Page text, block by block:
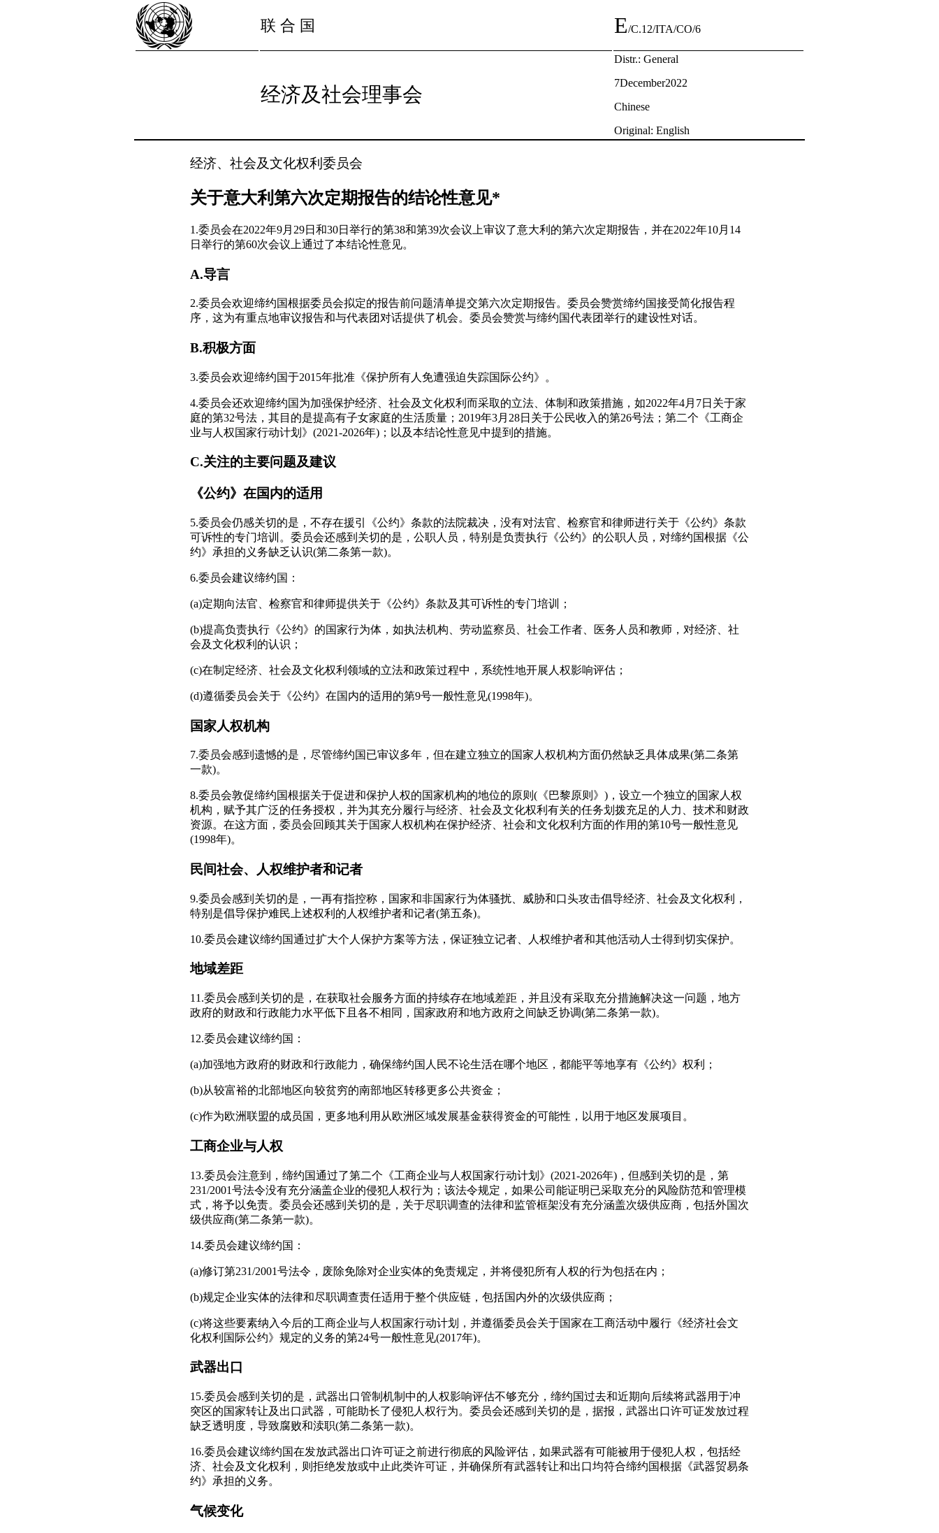
联 合 国 E/C.12/ITA/CO/6
经济及社会理事会
Distr.: General
7December2022
Chinese
Original: English
经济、社会及文化权利委员会
关于意大利第六次定期报告的结论性意见*
1.委员会在2022年9月29日和30日举行的第38和第39次会议上审议了意大利的第六次定期报告，并在2022年10月14
日举行的第60次会议上通过了本结论性意见。
A.导言
2.委员会欢迎缔约国根据委员会拟定的报告前问题清单提交第六次定期报告。委员会赞赏缔约国接受简化报告程
序，这为有重点地审议报告和与代表团对话提供了机会。委员会赞赏与缔约国代表团举行的建设性对话。
B.积极方面
3.委员会欢迎缔约国于2015年批准《保护所有人免遭强迫失踪国际公约》。
4.委员会还欢迎缔约国为加强保护经济、社会及文化权利而采取的立法、体制和政策措施，如2022年4月7日关于家
庭的第32号法，其目的是提高有子女家庭的生活质量；2019年3月28日关于公民收入的第26号法；第二个《工商企
业与人权国家行动计划》(2021-2026年)；以及本结论性意见中提到的措施。
C.关注的主要问题及建议
《公约》在国内的适用
5.委员会仍感关切的是，不存在援引《公约》条款的法院裁决，没有对法官、检察官和律师进行关于《公约》条款
可诉性的专门培训。委员会还感到关切的是，公职人员，特别是负责执行《公约》的公职人员，对缔约国根据《公
约》承担的义务缺乏认识(第二条第一款)。
6.委员会建议缔约国：
(a)定期向法官、检察官和律师提供关于《公约》条款及其可诉性的专门培训；
(b)提高负责执行《公约》的国家行为体，如执法机构、劳动监察员、社会工作者、医务人员和教师，对经济、社
会及文化权利的认识；
(c)在制定经济、社会及文化权利领域的立法和政策过程中，系统性地开展人权影响评估；
(d)遵循委员会关于《公约》在国内的适用的第9号一般性意见(1998年)。
国家人权机构
7.委员会感到遗憾的是，尽管缔约国已审议多年，但在建立独立的国家人权机构方面仍然缺乏具体成果(第二条第
一款)。
8.委员会敦促缔约国根据关于促进和保护人权的国家机构的地位的原则(《巴黎原则》)，设立一个独立的国家人权
机构，赋予其广泛的任务授权，并为其充分履行与经济、社会及文化权利有关的任务划拨充足的人力、技术和财政
资源。在这方面，委员会回顾其关于国家人权机构在保护经济、社会和文化权利方面的作用的第10号一般性意见
(1998年)。
民间社会、人权维护者和记者
9.委员会感到关切的是，一再有指控称，国家和非国家行为体骚扰、威胁和口头攻击倡导经济、社会及文化权利，
特别是倡导保护难民上述权利的人权维护者和记者(第五条)。
10.委员会建议缔约国通过扩大个人保护方案等方法，保证独立记者、人权维护者和其他活动人士得到切实保护。
地域差距
11.委员会感到关切的是，在获取社会服务方面的持续存在地域差距，并且没有采取充分措施解决这一问题，地方
政府的财政和行政能力水平低下且各不相同，国家政府和地方政府之间缺乏协调(第二条第一款)。
12.委员会建议缔约国：
(a)加强地方政府的财政和行政能力，确保缔约国人民不论生活在哪个地区，都能平等地享有《公约》权利；
(b)从较富裕的北部地区向较贫穷的南部地区转移更多公共资金；
(c)作为欧洲联盟的成员国，更多地利用从欧洲区域发展基金获得资金的可能性，以用于地区发展项目。
工商企业与人权
13.委员会注意到，缔约国通过了第二个《工商企业与人权国家行动计划》(2021-2026年)，但感到关切的是，第
231/2001号法令没有充分涵盖企业的侵犯人权行为；该法令规定，如果公司能证明已采取充分的风险防范和管理模
式，将予以免责。委员会还感到关切的是，关于尽职调查的法律和监管框架没有充分涵盖次级供应商，包括外国次
级供应商(第二条第一款)。
14.委员会建议缔约国：
(a)修订第231/2001号法令，废除免除对企业实体的免责规定，并将侵犯所有人权的行为包括在内；
(b)规定企业实体的法律和尽职调查责任适用于整个供应链，包括国内外的次级供应商；
(c)将这些要素纳入今后的工商企业与人权国家行动计划，并遵循委员会关于国家在工商活动中履行《经济社会文
化权利国际公约》规定的义务的第24号一般性意见(2017年)。
武器出口
15.委员会感到关切的是，武器出口管制机制中的人权影响评估不够充分，缔约国过去和近期向后续将武器用于冲
突区的国家转让及出口武器，可能助长了侵犯人权行为。委员会还感到关切的是，据报，武器出口许可证发放过程
缺乏透明度，导致腐败和渎职(第二条第一款)。
16.委员会建议缔约国在发放武器出口许可证之前进行彻底的风险评估，如果武器有可能被用于侵犯人权，包括经
济、社会及文化权利，则拒绝发放或中止此类许可证，并确保所有武器转让和出口均符合缔约国根据《武器贸易条
约》承担的义务。
气候变化